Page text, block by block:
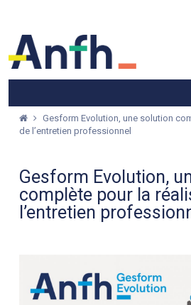
Gesform Evolution, une solution
de l’entretien professionnel
Gesform Evolution,
complète pour la
l’entretien